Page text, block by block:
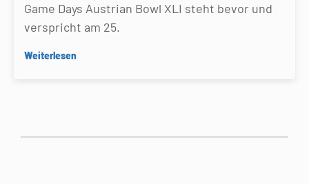
Game Days Austrian Bowl XLI steht bevor und
verspricht am 25.
Weiterlesen